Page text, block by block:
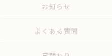
お知らせ
よくある質問